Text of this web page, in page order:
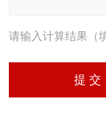
请输入计算结果（